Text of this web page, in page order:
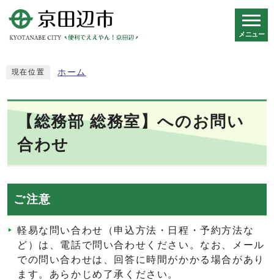
メニュー
現在位置 ホーム
【総務部 総務室】へのお問い
合わせ
ご注意
軽易な問い合わせ（申込方法・日程・予約方法な
ど）は、電話で問い合わせください。なお、メール
での問い合わせは、回答に時間がかかる場合があり
ます。あらかじめ了承ください。